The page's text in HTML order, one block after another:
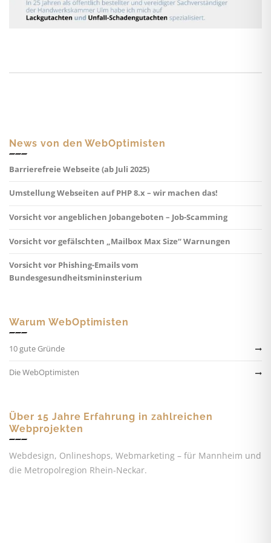
News von den WebOptimisten
Barrierefreie Webseite (ab Juli 2025)
Umstellung Webseiten auf PHP 8.x – wir machen das!
Vorsicht vor angeblichen Jobangeboten – Job-Scamming
Vorsicht vor gefälschten „Mailbox Max Size“ Warnungen
Vorsicht vor Phishing-Emails vom
Bundesgesundheitsmininsterium
Warum WebOptimisten
10 gute Gründe
Die WebOptimisten
Über 15 Jahre Erfahrung in zahlreichen
Webprojekten
Webdesign, Onlineshops, Webmarketing – für Mannheim und
die Metropolregion Rhein-Neckar.